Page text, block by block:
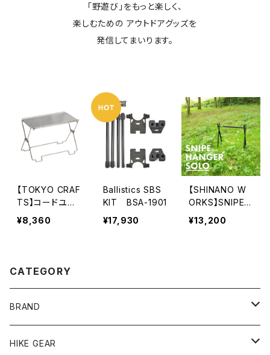
「野遊び」をもっと楽しく、
楽しむための アウトドアグッズを
発信してまいります。
【TOKYO CRAF
TS】コードユニ
ット
¥8,360
Ballistics SBS
KIT BSA-1901
¥17,930
【SHINANO W
ORKS】SNIPE
HANGER SOL
¥13,200
CATEGORY
BRAND
andwander
HIKE GEAR